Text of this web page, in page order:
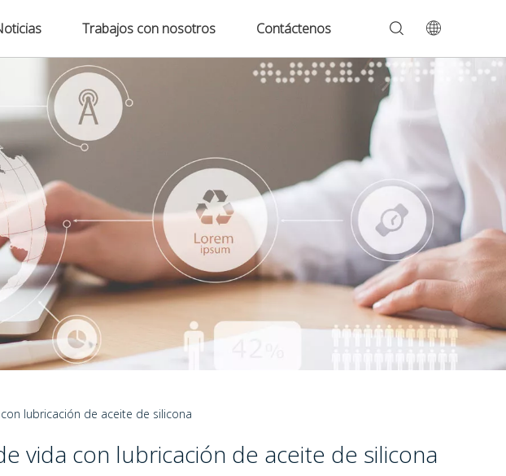
Trabajos con nosotros Contáctenos
lubricación de aceite de silicona
vida con lubricación de aceite de silicona